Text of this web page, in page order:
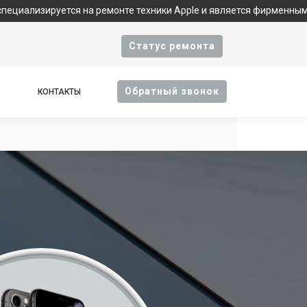
на ремонте техники Apple и является фирменным
Cтатус ремонта
КОНТАКТЫ Oбратный звонок